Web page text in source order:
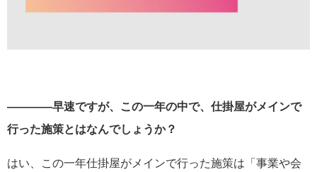
――――早速ですが、この一年の中で、仕掛屋がメインで
行った施策とはなんでしょうか？
はい、この一年仕掛屋がメインで行った施策は「事業や会